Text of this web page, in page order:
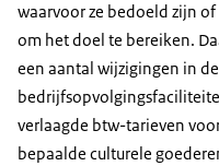
waarvoor ze bedoeld zijn
om het doel te bereiken.
een aantal wijzigingen in
verlaagde btw-tarieven
bepaalde culturele